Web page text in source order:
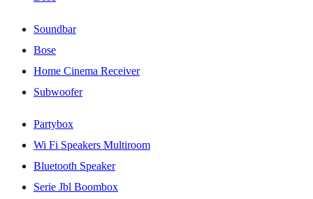
Soundbar
Bose
Home Cinema Receiver
Subwoofer
Partybox
Wi Fi Speakers Multiroom
Bluetooth Speaker
Serie Jbl Boombox